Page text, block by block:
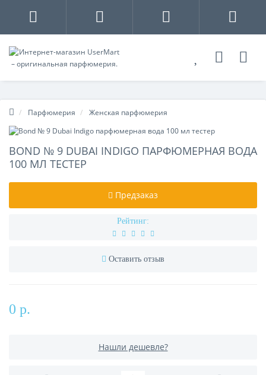
Парфюмерия Женская парфюмерия
BOND № 9 DUBAI INDIGO ПАРФЮМЕРНАЯ ВОДА
100 МЛ ТЕСТЕР
Предзаказ
Рейтинг:
Оставить отзыв
0 р.
Нашли дешевле?